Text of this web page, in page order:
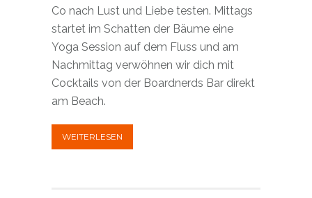
Co nach Lust und Liebe testen. Mittags
startet im Schatten der Bäume eine
Yoga Session auf dem Fluss und am
Nachmittag verwöhnen wir dich mit
Cocktails von der Boardnerds Bar direkt
am Beach.
WEITERLESEN